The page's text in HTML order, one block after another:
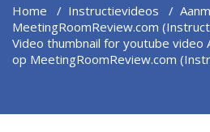
Home / Instructievideos /
MeetingRoomReview.com
Video thumbnail for youtube video
op MeetingRoomReview.com